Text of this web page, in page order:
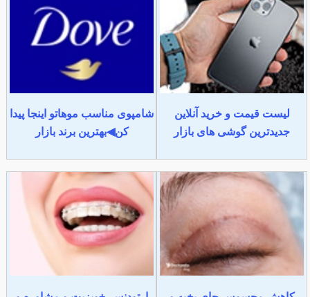
لیست قیمت و خرید آنلاین
جدیدترین گوشی های بازار
شامپوی مناسب موهاتو اینجا پیدا
کن◀بهترین برند بازار